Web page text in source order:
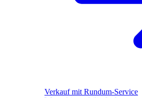
Verkauf mit Rundum-Service